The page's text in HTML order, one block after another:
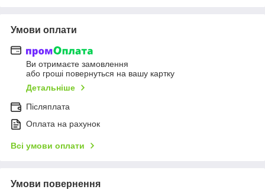
Умови оплати
Ви отримаєте замовлення
або гроші повернуться на вашу картку
Детальніше
Післяплата
Оплата на рахунок
Всі умови оплати
Умови повернення